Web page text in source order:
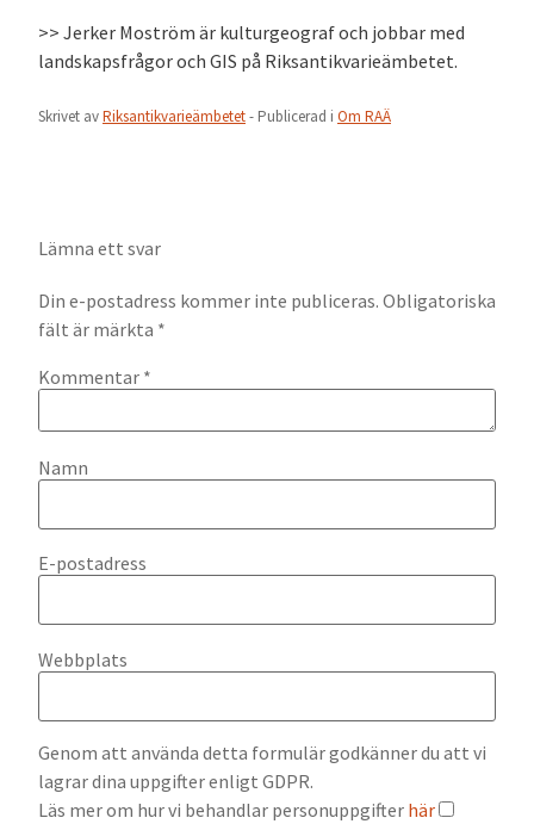
>> Jerker Moström är kulturgeograf och jobbar med
landskapsfrågor och GIS på Riksantikvarieämbetet.
Skrivet avRiksantikvarieämbetet- Publicerad i Om RAÄ
Lämna ett svar
Din e-postadress kommer inte publiceras. Obligatoriska
fält är märkta *
Kommentar *
Namn
E-postadress
Webbplats
Genom att använda detta formulär godkänner du att vi
lagrar dina uppgifter enligt GDPR.
Läs mer om hur vi behandlar personuppgifter här